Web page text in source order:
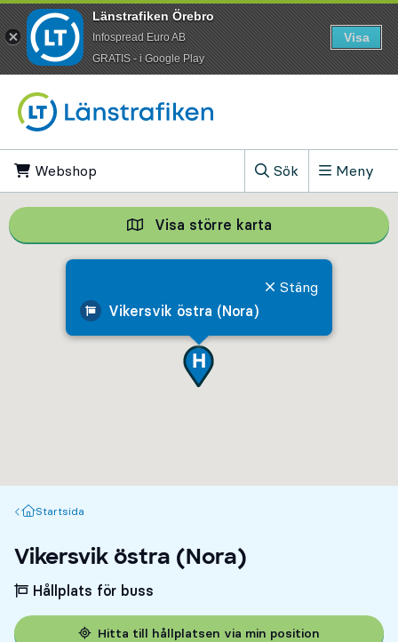
Webshop
Sök
, Visa sökfältet
Meny
Vikersvik östra (Nora)
Stäng
Visa större karta Visa större
Startsida
Startsida
Vikersvik östra (Nora)
Hållplats för buss
Hitta till hållplatsen via min position
Länstrafiken Örebro
Infospread Euro AB
​GRATIS - i Google Play
Visa